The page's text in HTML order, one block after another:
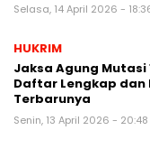
Selasa, 14 April 2026 -
HUKRIM
Jaksa Agung Mutasi
Daftar Lengkap dan
Terbarunya
Senin, 13 April 2026 - 20:48